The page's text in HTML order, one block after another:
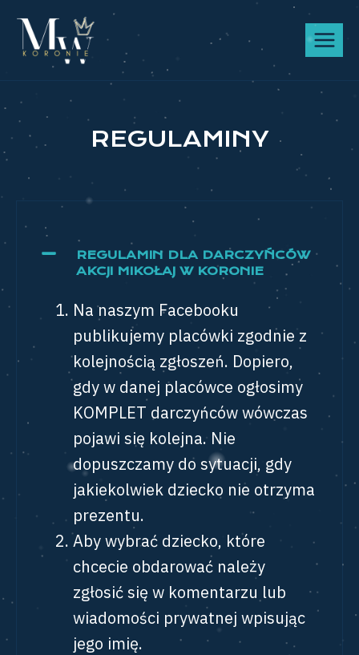
REGULAMINY
REGULAMIN DLA DARCZYŃCÓW
AKCJI MIKOŁAJ W KORONIE
Na naszym Facebooku
publikujemy placówki zgodnie z
kolejnością zgłoszeń. Dopiero,
gdy w danej placówce ogłosimy
KOMPLET darczyńców wówczas
pojawi się kolejna. Nie
dopuszczamy do sytuacji, gdy
jakiekolwiek dziecko nie otrzyma
prezentu.
Aby wybrać dziecko, które
chcecie obdarować należy
zgłosić się w komentarzu lub
wiadomości prywatnej wpisując
jego imię.